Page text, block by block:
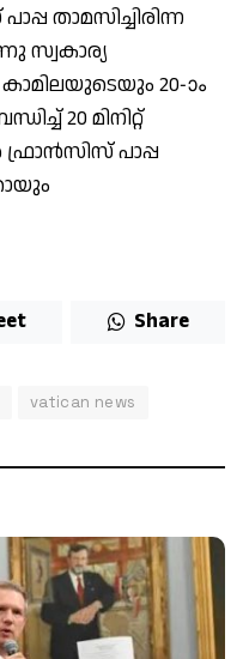
താമസിച്ചിരിന്ന
സ്വകാര്യ
20-ാം
20 മിനിറ്റ്
പാപ്പ
Share
vatican news